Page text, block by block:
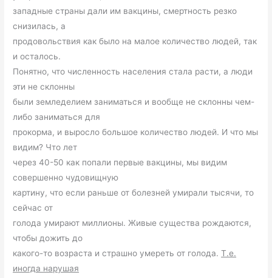
западные страны дали им вакцины, смертность резко
снизилась, а
продовольствия как было на малое количество людей, так
и осталось.
Понятно, что численность населения стала расти, а люди
эти не склонны
были земледелием заниматься и вообще не склонны чем-
либо заниматься для
прокорма, и выросло большое количество людей. И что мы
видим? Что лет
через 40-50 как попали первые вакцины, мы видим
совершенно чудовищную
картину, что если раньше от болезней умирали тысячи, то
сейчас от
голода умирают миллионы. Живые существа рождаются,
чтобы дожить до
какого-то возраста и страшно умереть от голода.Т.е.
иногда нарушая